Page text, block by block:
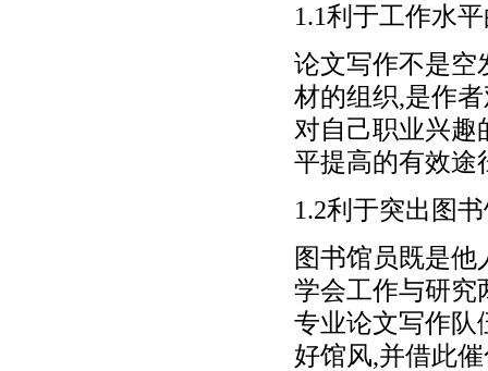
1.1利于工作水
论文写作不是空
材的组织,是作
对自己职业兴趣
平提高的有效途
1.2利于突出图
图书馆员既是
学会工作与研究
专业论文写作队
好馆风,并借此